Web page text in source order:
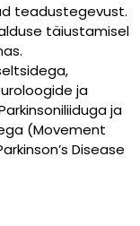
teadustegevust.
täiustamisel
ja
ja
(Movement
Disease